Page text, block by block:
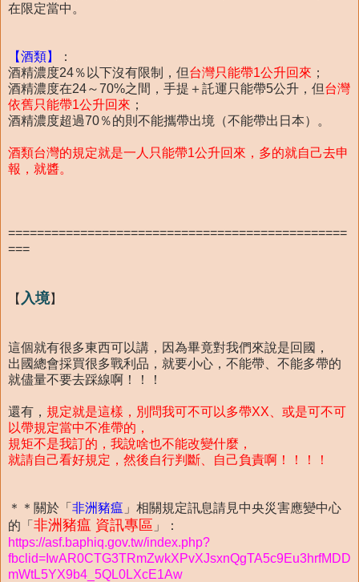
在限定當中。
【酒類】
：
酒精濃度24％以下沒有限制，但台灣只能帶1公升回來 ；
酒精濃度在24～70%之間，手提＋託運只能帶5公升，但台灣
依舊只能帶1公升回來 ；
酒精濃度超過70％的則不能攜帶出境（不能帶出日本）。
酒類台灣的規定就是一人只能帶1公升回來，多的就自己去申
報，就醬。
===============================================
===
【 入境】
這個就有很多東西可以講，因為畢竟對我們來說是回國，
出國總會採買很多戰利品，就要小心，不能帶、不能多帶的
就儘量不要去踩線啊！！！
還有， 規定就是這樣，別問我可不可以多帶XX、或是可不可
以帶規定當中不准帶的，
規矩不是我訂的，我說啥也不能改變什麼，
就請自己看好規定，然後自行判斷、自己負責啊！！！！
＊＊關於「 非洲豬瘟 」相關規定訊息請見中央災害應變中心
的「 非洲豬瘟 資訊專區 」：
https://asf.baphiq.gov.tw/index.php?
fbclid=IwAR0CTG3TRmZwkXPvXJsxnQgTA5c9Eu3hrfMDD
mWtL5YX9b4_5QL0LXcE1Aw